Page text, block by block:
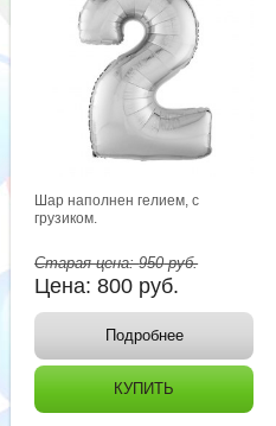
Шар наполнен гелием, с
грузиком.
Старая цена:950руб.
Цена:800 руб.
Подробнее
КУПИТЬ